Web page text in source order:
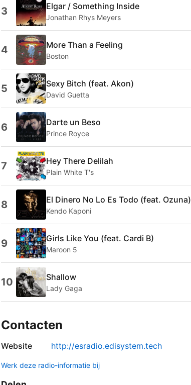
3 Elgar / Something Inside
Jonathan Rhys Meyers
4 More Than a Feeling
Boston
5 Sexy Bitch (feat. Akon)
David Guetta
6 Darte un Beso
Prince Royce
7 Hey There Delilah
Plain White T's
8 El Dinero No Lo Es Todo (feat. Ozuna)
Kendo Kaponi
9 Girls Like You (feat. Cardi B)
Maroon 5
10 Shallow
Lady Gaga
Contacten
Website http://esradio.edisystem.tech
Werk deze radio-informatie bij